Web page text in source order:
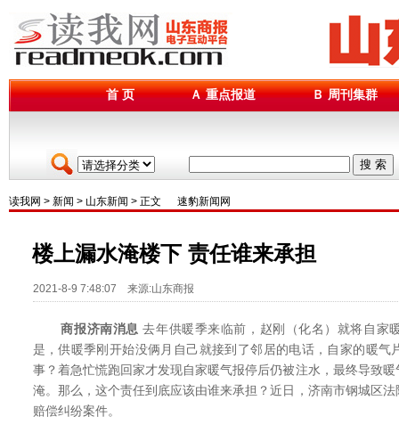
首 页 Ａ 重点报道 Ｂ 周刊集群
搜 索
读我网 > 新闻 > 山东新闻 > 正文 速豹新闻网
楼上漏水淹楼下 责任谁来承担
2021-8-9 7:48:07 来源:山东商报
商报济南消息 去年供暖季来临前，赵刚（化名）就将自家
是，供暖季刚开始没俩月自己就接到了邻居的电话，自家的暖气
事？着急忙慌跑回家才发现自家暖气报停后仍被注水，最终导致
淹。那么，这个责任到底应该由谁来承担？近日，济南市钢城区
赔偿纠纷案件。